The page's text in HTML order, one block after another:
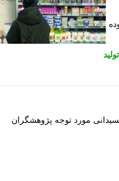
تولید
مورد توجه پژوهشگران